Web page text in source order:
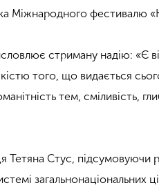
Міжнародного фестивалю
стриману надію: «Є
того, що видається
тем, сміливість,
Тетяна Стус, підсумовуючи
загальнонаціональних